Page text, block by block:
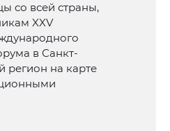
со всей страны,
XXV
в Санкт-
регион на карте